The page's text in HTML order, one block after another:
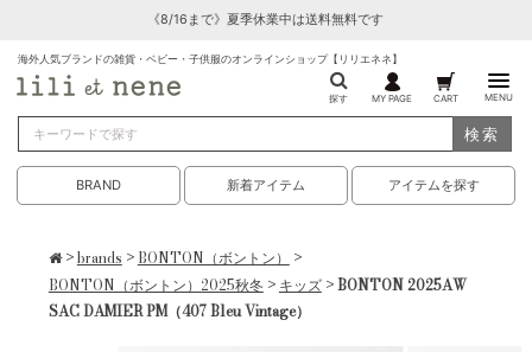
《8/16まで》夏季休業中は送料無料です
海外人気ブランドの雑貨・ベビー・子供服のオンラインショップ【リリエネネ】
探す MY PAGE CART MENU
検索
BRAND 新着アイテム アイテムを探す
>brands > BONTON（ボントン） >
BONTON（ボントン）2025秋冬 > キッズ> BONTON 2025AW
SAC DAMIER PM（407 Bleu Vintage）